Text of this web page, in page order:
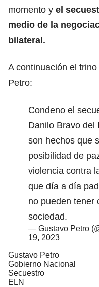
momento y el
medio de la
bilateral.
A continuación el
Petro:
Condeno el
Danilo Bravo del
son hechos que
posibilidad de
violencia contra
que día a día
no pueden tener
sociedad.
— Gustavo Petro
19, 2023
Gustavo Petro
Gobierno Nacional
Secuestro
ELN